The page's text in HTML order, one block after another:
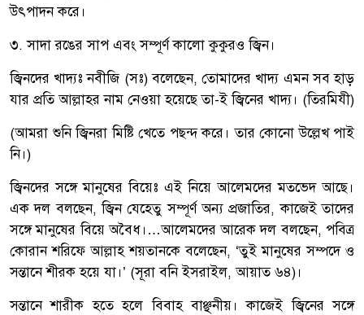
উৎপাদন করে।
৩. সাদা রঙের সাপ এবং সম্পূর্ণ কালো কুকুরও জ্বিন।
জ্বিনদের খাদ্যঃ নবীজি (সঃ) বলেছেন, তোমাদের খাদ্য এমন সব হাড়
যার প্রতি আল্লাহর নাম নেওয়া হয়েছে তা-ই জ্বিনের খাদ্য। (তিরমিযী)
(আমরা শুনি জ্বিনরা মিষ্টি খেতে পছন্দ করে। তার কোনো উল্লেখ পাই
নি।)
জ্বিনদের সঙ্গে মানুষের বিয়েঃ এই নিয়ে আলেমদের মতভেদ আছে।
এক দল বলছেন, জ্বিন যেহেতু সম্পূর্ণ অন্য প্রজাতির, কাজেই তাদের
সঙ্গে মানুষের বিয়ে অবৈধ।…আলেমদের আরেক দল বলছেন, পবিত্র
কোরান শরিফে আল্লাহ শয়তানকে বলেছেন, ‘তুই মানুষের সম্পদে ও
সন্তানে শীরক হয়ে যা।’ (সূরা বনি ইসরাইল, আয়াত ৬৪)।
সন্তানে শারীক হতে হলে বিবাহ বাঞ্ছনীয়। কাজেই জ্বিনের সঙ্গে